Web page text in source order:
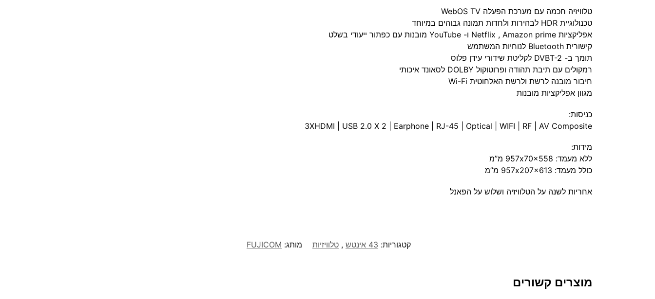
טלוויזיה חכמה עם מערכת הפעלה WebOS TV
טכנולוגיית HDR לבהירות ולחדות תמונה גבוהים במיוחד
אפליקציות Netflix , Amazon prime ו- YouTube מובנות עם כפתור ייעודי בשלט
קישורית Bluetooth לנוחיות המשתמש
תומך ב- DVBT-2 לקליטת שידורי עידן פלוס
רמקולים עם תיבת תהודה ופרוטוקול DOLBY לסאונד איכותי
חיבור מובנה לרשת ולרשת האלחוטית Wi-Fi
מגוון אפליקציות מובנות
כניסות:
3XHDMI | USB 2.0 X 2 | Earphone | RJ-45 | Optical | WIFI | RF | AV Composite
מידות:
ללא מעמד: 957x70x558 מ”מ
כולל מעמד: 957x207x613 מ”מ
אחריות לשנה על הטלוויזיה ושלוש על הפאנל
קטגוריות: 43 אינטש , טלוויזיות מותג: FUJICOM
מוצרים קשורים